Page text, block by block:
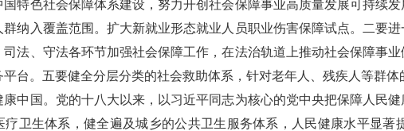
色社会保障体系建设，努力开创社会保障事业高质量发展可持续发
群纳入覆盖范围。扩大新就业形态就业人员职业伤害保障试点。二要
司法、守法各环节加强社会保障工作，在法治轨道上推动社会保障事
台。五要健全分层分类的社会救助体系，针对老年人、残疾人等群体
国。党的十八大以来，以习近平同志为核心的党中央把保障人民健
疗卫生体系，健全遍及城乡的公共卫生服务体系，人民健康水平显